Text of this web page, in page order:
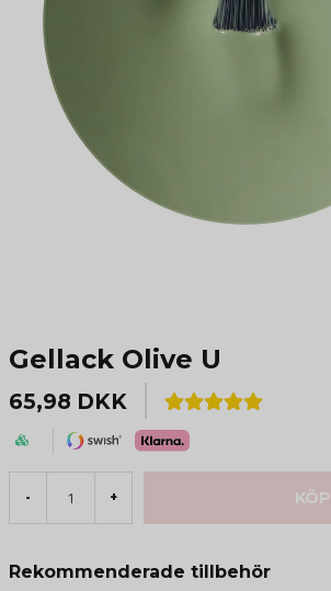
Gellack Olive U
65,98 DKK
- + KÖP
Rekommenderade tillbehör